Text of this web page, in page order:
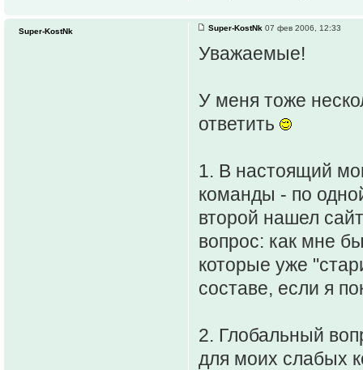
Super-KostNk 07 фев 2006, 12:33
Уважаемые!
У меня тоже
ответить
1. В настоящий
команды - по
второй нашел
вопрос: как мне
которые уже
составе, если я
2. Глобальный
для моих слабых
Super-KostNk